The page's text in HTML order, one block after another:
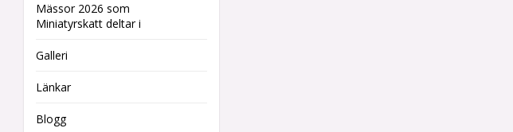
Mässor 2026 som
Miniatyrskatt deltar i
Galleri
Länkar
Blogg